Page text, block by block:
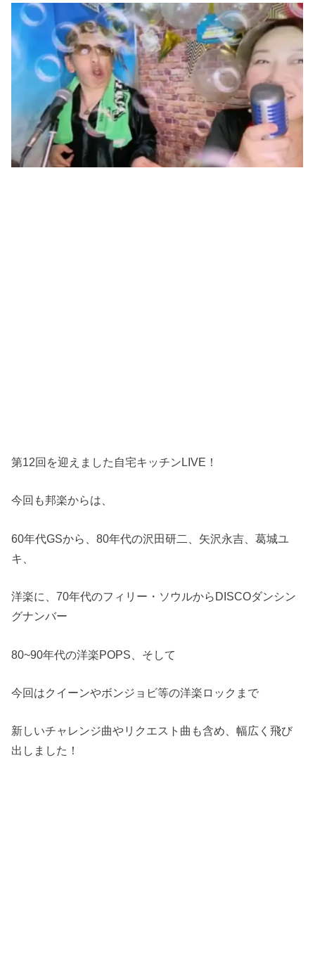
第12回を迎えました自宅キッチンLIVE！
今回も邦楽からは、
60年代GSから、80年代の沢田研二、矢沢永吉、葛城ユ
キ、
洋楽に、70年代のフィリー・ソウルからDISCOダンシン
グナンバー
80~90年代の洋楽POPS、そして
今回はクイーンやボンジョビ等の洋楽ロックまで
新しいチャレンジ曲やリクエスト曲も含め、幅広く飛び
出しました！